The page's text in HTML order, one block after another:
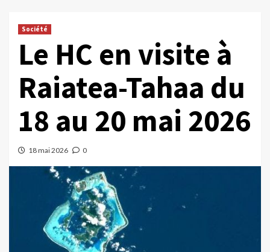
Société
Le HC en visite à
Raiatea-Tahaa du
18 au 20 mai 2026
18 mai 2026 0